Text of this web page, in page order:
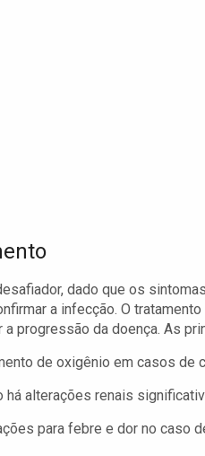
dado que os
a infecção. O
progressão da doença. As
de oxigênio em casos de
há alterações renais
para febre e dor no caso